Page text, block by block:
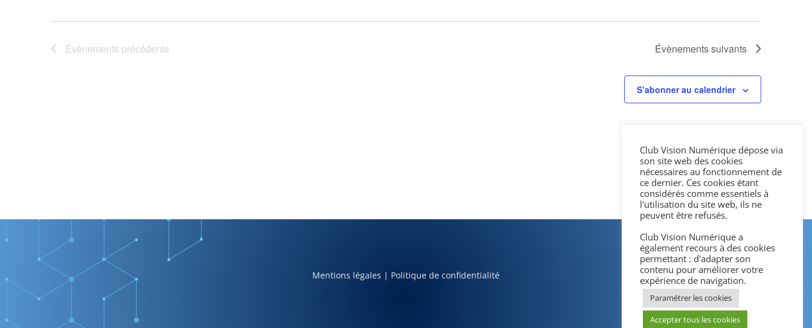
Évènements précédents Évènementssuivants
S’abonner au calendrier
Mentions légales | Politique de confidentialité
Club Vision Numérique dépose via
son site web des cookies
nécessaires au fonctionnement de
ce dernier. Ces cookies étant
considérés comme essentiels à
l'utilisation du site web, ils ne
peuvent être refusés.
Club Vision Numérique a
également recours à des cookies
permettant : d'adapter son
contenu pour améliorer votre
expérience de navigation.
Paramétrer les cookies
Accepter tous les cookies